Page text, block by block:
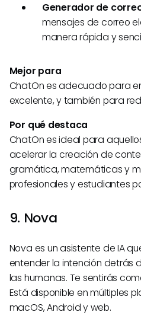
Generador de
mensajes de correo
manera rápida y
Mejor para
ChatOn es adecuado para
excelente, y también para
Por qué destaca
ChatOn es ideal para
acelerar la creación de
gramática, matemáticas y
profesionales y estudiantes
9. Nova
Nova es un asistente de IA
entender la intención detrás
las humanas. Te sentirás
Está disponible en múltiples
macOS, Android y web.